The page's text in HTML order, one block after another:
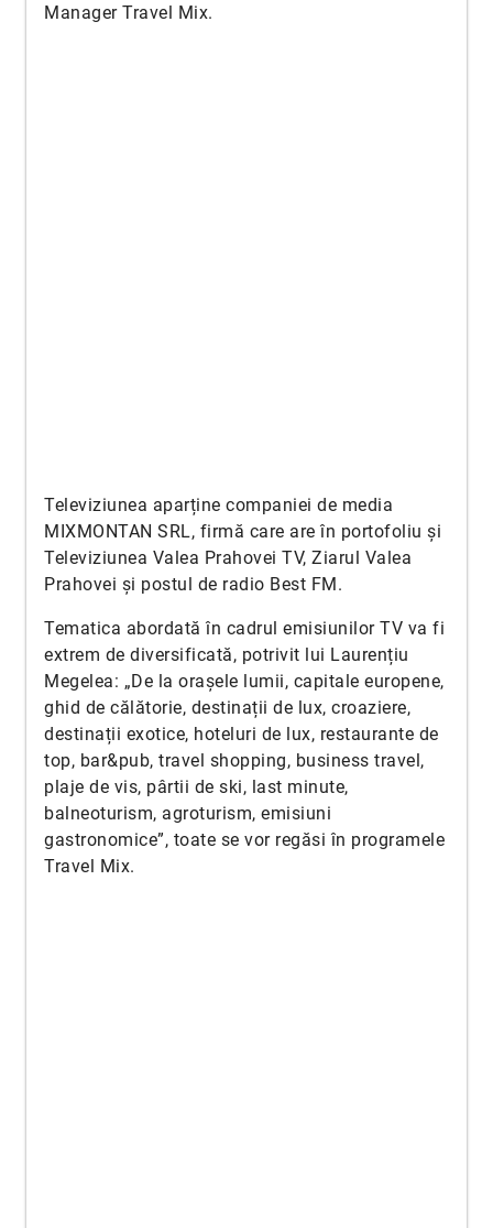
Manager Travel Mix.
Televiziunea aparține companiei de media
MIXMONTAN SRL, firmă care are în portofoliu și
Televiziunea Valea Prahovei TV, Ziarul Valea
Prahovei și postul de radio Best FM.
Tematica abordată în cadrul emisiunilor TV va fi
extrem de diversificată, potrivit lui Laurențiu
Megelea: „De la orașele lumii, capitale europene,
ghid de călătorie, destinații de lux, croaziere,
destinații exotice, hoteluri de lux, restaurante de
top, bar&pub, travel shopping, business travel,
plaje de vis, pârtii de ski, last minute,
balneoturism, agroturism, emisiuni
gastronomice”, toate se vor regăsi în programele
Travel Mix.